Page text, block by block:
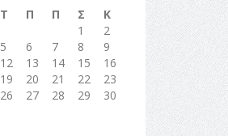
Τ Π Π Σ
Κ
1
2
5 6 7 8
9
12 13 14 15
16
19 20 21 22
23
26 27 28 29
30